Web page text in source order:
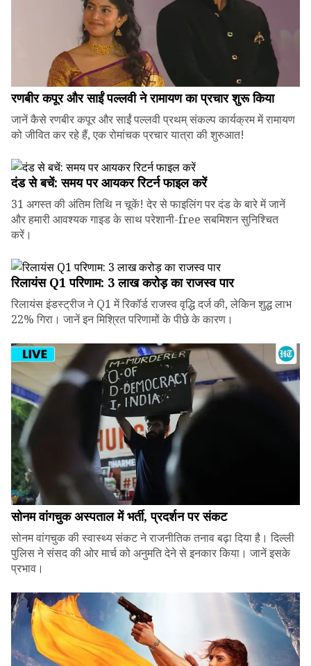
रणबीर कपूर और साईं पल्लवी ने रामायण का प्रचार शुरू किया
जानें कैसे रणबीर कपूर और साईं पल्लवी प्रथम् संकल्प कार्यक्रम में रामायण
को जीवित कर रहे हैं, एक रोमांचक प्रचार यात्रा की शुरुआत!
दंड से बचें: समय पर आयकर रिटर्न फाइल करें
31 अगस्त की अंतिम तिथि न चूकें! देर से फाइलिंग पर दंड के बारे में जानें
और हमारी आवश्यक गाइड के साथ परेशानी-free सबमिशन सुनिश्चित
करें।
रिलायंस Q1 परिणाम: ₹3 लाख करोड़ का राजस्व पार
रिलायंस इंडस्ट्रीज ने Q1 में रिकॉर्ड राजस्व वृद्धि दर्ज की, लेकिन शुद्ध लाभ
22% गिरा। जानें इन मिश्रित परिणामों के पीछे के कारण।
सोनम वांगचुक अस्पताल में भर्ती, प्रदर्शन पर संकट
सोनम वांगचुक की स्वास्थ्य संकट ने राजनीतिक तनाव बढ़ा दिया है। दिल्ली
पुलिस ने संसद की ओर मार्च को अनुमति देने से इनकार किया। जानें इसके
प्रभाव।